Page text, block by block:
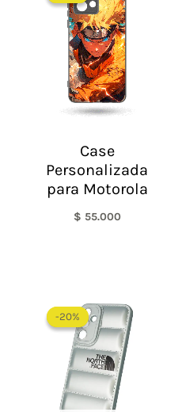
Case
Personalizada
para Motorola
$ 55.000
-20%
-20%
precio
original
era:
$ 60.000.